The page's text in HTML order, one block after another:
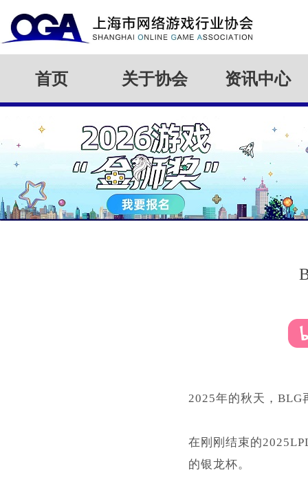
首页 关于协会 资讯中心
2025年的秋天，BLG
在刚刚结束的
的银龙杯。